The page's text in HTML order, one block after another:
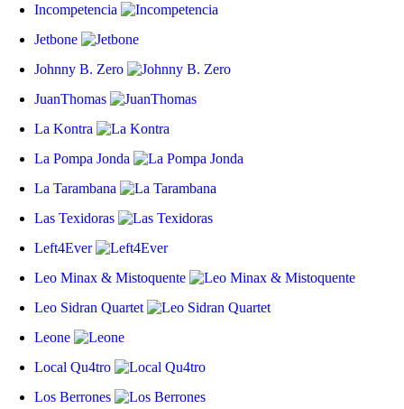
Incompetencia
Jetbone
Johnny B. Zero
JuanThomas
La Kontra
La Pompa Jonda
La Tarambana
Las Texidoras
Left4Ever
Leo Minax & Mistoquente
Leo Sidran Quartet
Leone
Local Qu4tro
Los Berrones